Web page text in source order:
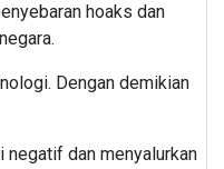
hoaks dan
Dengan demikian
negatif dan menyalurkan